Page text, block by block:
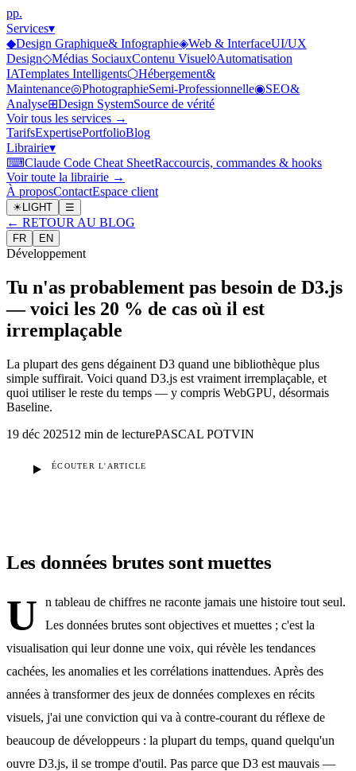
pp.
Services▾
◆Design Graphique& Infographie◈Web & InterfaceUI/UX
Design◇Médias SociauxContenu Visuel◊Automatisation
IATemplates Intelligents⬡Hébergement&
Maintenance◎PhotographieSemi-Professionnelle◉SEO&
Analyse⊞Design SystemSource de vérité
Voir tous les services →
TarifsExpertisePortfolioBlog
Librairie▾
⌨Claude Code Cheat SheetRaccourcis, commandes & hooks
Voir toute la librairie →
À proposContactEspace client
☀ LIGHT ☰
← RETOUR AU BLOG
FR EN
Développement
Tu n'as probablement pas besoin de D3.js
— voici les 20 % de cas où il est
irremplaçable
La plupart des gens dégainent D3 quand une bibliothèque plus
simple suffirait. Voici quand D3.js est vraiment irremplaçable, et
quoi utiliser le reste du temps — y compris WebGPU, désormais
Baseline.
19 déc 202512 min de lecturePASCAL POTVIN
ÉCOUTER L'ARTICLE
Les données brutes sont muettes
U
n tableau de chiffres ne raconte jamais une histoire tout seul.
Les données brutes sont objectives et muettes ; c'est la
visualisation qui leur donne une voix, qui révèle les tendances
cachées, les anomalies et les corrélations inattendues. Après des
années à transformer des jeux de données complexes en récits
visuels, j'ai une conviction qui va à contre-courant du réflexe de
beaucoup de développeurs : la plupart du temps, quand quelqu'un
ouvre D3.js, il se trompe d'outil. Pas parce que D3 est mauvais —